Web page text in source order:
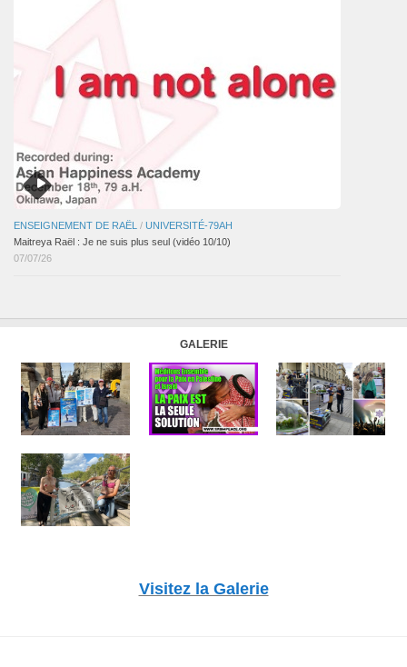
ENSEIGNEMENT DE RAËL / UNIVERSITÉ-79AH
Maitreya Raël : Je ne suis plus seul (vidéo 10/10)
07/07/26
GALERIE
Visitez la Galerie